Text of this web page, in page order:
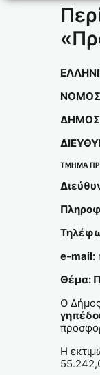
ΤΜΗΜΑ
e-mail:
Θέμα:
Ο
Η